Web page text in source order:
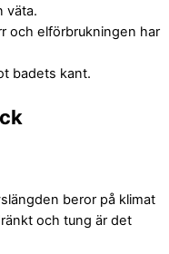
väta.
och elförbrukningen har
badets kant.
beror på klimat
och tung är det